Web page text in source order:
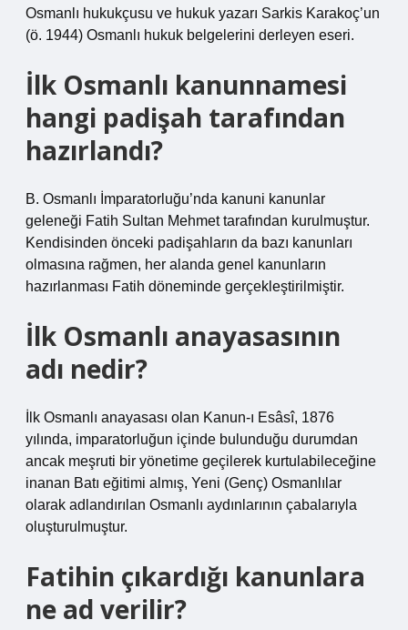
Osmanlı hukukçusu ve hukuk yazarı Sarkis Karakoç’un
(ö. 1944) Osmanlı hukuk belgelerini derleyen eseri.
İlk Osmanlı kanunnamesi
hangi padişah tarafından
hazırlandı?
B. Osmanlı İmparatorluğu’nda kanuni kanunlar
geleneği Fatih Sultan Mehmet tarafından kurulmuştur.
Kendisinden önceki padişahların da bazı kanunları
olmasına rağmen, her alanda genel kanunların
hazırlanması Fatih döneminde gerçekleştirilmiştir.
İlk Osmanlı anayasasının
adı nedir?
İlk Osmanlı anayasası olan Kanun-ı Esâsî, 1876
yılında, imparatorluğun içinde bulunduğu durumdan
ancak meşruti bir yönetime geçilerek kurtulabileceğine
inanan Batı eğitimi almış, Yeni (Genç) Osmanlılar
olarak adlandırılan Osmanlı aydınlarının çabalarıyla
oluşturulmuştur.
Fatihin çıkardığı kanunlara
ne ad verilir?